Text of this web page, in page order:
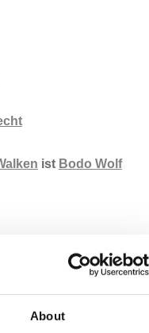
About
ist Bodo Wolf
istFrank Glaubrecht